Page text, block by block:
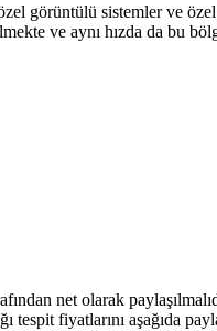
görüntülü sistemler ve
ve aynı hızda da bu
net olarak
fiyatlarını aşağıda